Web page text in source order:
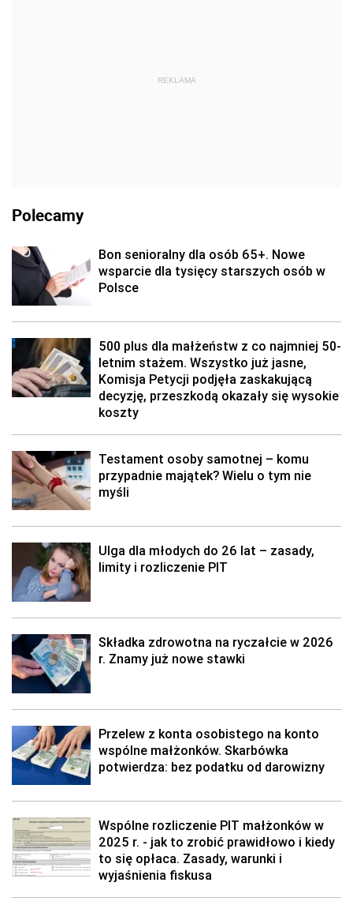
REKLAMA
Polecamy
Bon senioralny dla osób 65+. Nowe
wsparcie dla tysięcy starszych osób w
Polsce
500 plus dla małżeństw z co najmniej 50-
letnim stażem. Wszystko już jasne,
Komisja Petycji podjęła zaskakującą
decyzję, przeszkodą okazały się wysokie
koszty
Testament osoby samotnej – komu
przypadnie majątek? Wielu o tym nie
myśli
Ulga dla młodych do 26 lat – zasady,
limity i rozliczenie PIT
Składka zdrowotna na ryczałcie w 2026
r. Znamy już nowe stawki
Przelew z konta osobistego na konto
wspólne małżonków. Skarbówka
potwierdza: bez podatku od darowizny
Wspólne rozliczenie PIT małżonków w
2025 r. - jak to zrobić prawidłowo i kiedy
to się opłaca. Zasady, warunki i
wyjaśnienia fiskusa